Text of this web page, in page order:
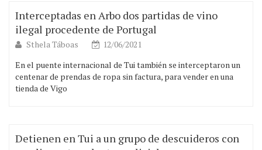
Interceptadas en Arbo dos partidas de vino
ilegal procedente de Portugal
Sthela Táboas
12/06/2021
En el puente internacional de Tui también se interceptaron un
centenar de prendas de ropa sin factura, para vender en una
tienda de Vigo
Detienen en Tui a un grupo de descuideros con